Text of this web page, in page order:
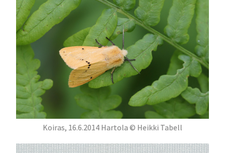
Koiras, 16.6.2014 Hartola © Heikki Tabell